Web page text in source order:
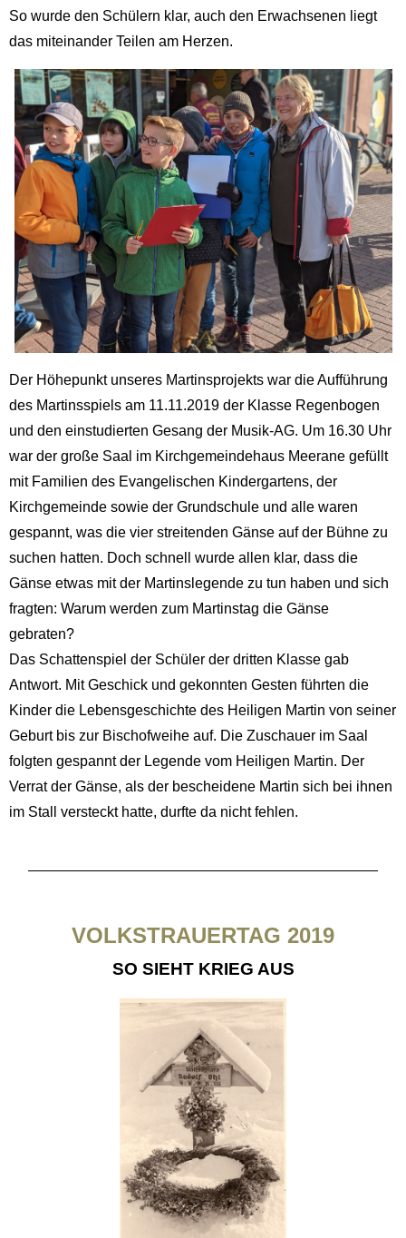
So wurde den Schülern klar, auch den Erwachsenen liegt
das miteinander Teilen am Herzen.
Der Höhepunkt unseres Martinsprojekts war die Aufführung
des Martinsspiels am 11.11.2019 der Klasse Regenbogen
und den einstudierten Gesang der Musik-AG. Um 16.30 Uhr
war der große Saal im Kirchgemeindehaus Meerane gefüllt
mit Familien des Evangelischen Kindergartens, der
Kirchgemeinde sowie der Grundschule und alle waren
gespannt, was die vier streitenden Gänse auf der Bühne zu
suchen hatten. Doch schnell wurde allen klar, dass die
Gänse etwas mit der Martinslegende zu tun haben und sich
fragten: Warum werden zum Martinstag die Gänse
gebraten?
Das Schattenspiel der Schüler der dritten Klasse gab
Antwort. Mit Geschick und gekonnten Gesten führten die
Kinder die Lebensgeschichte des Heiligen Martin von seiner
Geburt bis zur Bischofweihe auf. Die Zuschauer im Saal
folgten gespannt der Legende vom Heiligen Martin. Der
Verrat der Gänse, als der bescheidene Martin sich bei ihnen
im Stall versteckt hatte, durfte da nicht fehlen.
VOLKSTRAUERTAG 2019
SO SIEHT KRIEG AUS